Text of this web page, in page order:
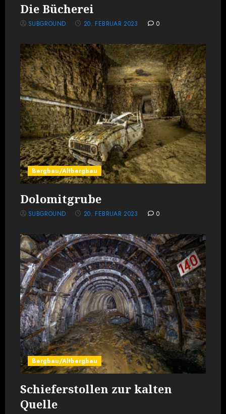
Die Bücherei
SUBGROUND 20. FEBRUAR 2023 0
Bergbau/Altbergbau
Dolomitgrube
SUBGROUND 20. FEBRUAR 2023 0
Bergbau/Altbergbau
Schieferstollen zur kalten
Quelle